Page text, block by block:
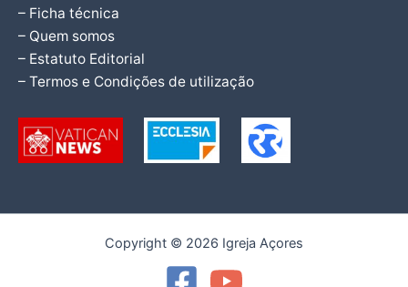
– Ficha técnica
– Quem somos
– Estatuto Editorial
– Termos e Condições de utilização
Copyright © 2026 Igreja Açores